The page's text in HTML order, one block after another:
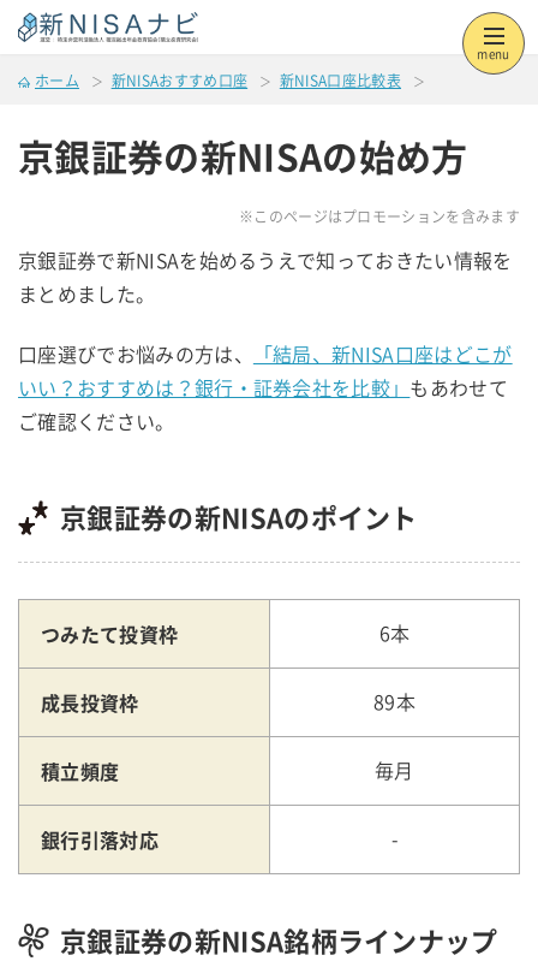
menu
ホーム 新NISAおすすめ口座 新NISA口座比較表
京銀証券の新NISAの始め方
※このページはプロモーションを含みます
京銀証券で新NISAを始めるうえで知っておきたい情報を
まとめました。
口座選びでお悩みの方は、
「結局、新NISA口座はどこが
いい？おすすめは？銀行・証券会社を比較」 もあわせて
ご確認ください。
京銀証券の新NISAのポイント
つみたて投資枠 6本
成長投資枠 89本
積立頻度 毎月
銀行引落対応 -
京銀証券の新NISA銘柄ラインナップ